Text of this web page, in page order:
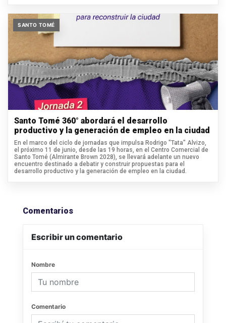
SANTO TOMÉ
Santo Tomé 360° abordará el desarrollo
productivo y la generación de empleo en la ciudad
En el marco del ciclo de jornadas que impulsa Rodrigo "Tata" Alvizo,
el próximo 11 de junio, desde las 19 horas, en el Centro Comercial de
Santo Tomé (Almirante Brown 2028), se llevará adelante un nuevo
encuentro destinado a debatir y construir propuestas para el
desarrollo productivo y la generación de empleo en la ciudad.
Comentarios
Escribir un comentario
Nombre
Comentario